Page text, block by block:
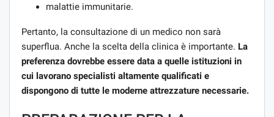
malattie immunitarie.
Pertanto, la consultazione di un medico non sarà
superflua. Anche la scelta della clinica è importante. La
preferenza dovrebbe essere data a quelle istituzioni in
cui lavorano specialisti altamente qualificati e
dispongono di tutte le moderne attrezzature necessarie.